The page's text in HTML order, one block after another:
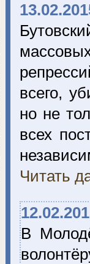
всего,
но не
всех
Читать
В